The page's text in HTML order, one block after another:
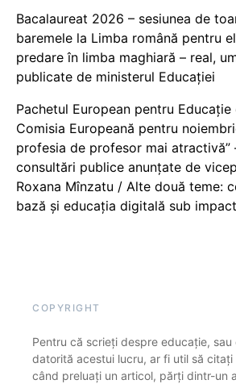
Bacalaureat 2026 – sesiunea de
baremele la Limba română pentru
predare în limba maghiară – real,
publicate de ministerul Educației
Pachetul European pentru
Comisia Europeană pentru
profesia de profesor mai atractivă”
consultări publice anunțate de
Roxana Mînzatu / Alte două teme:
bază și educația digitală sub
COPYRIGHT
Pentru că scrieți despre educație,
datorită acestui lucru, ar fi util să
când preluați un articol, părți dintr-un